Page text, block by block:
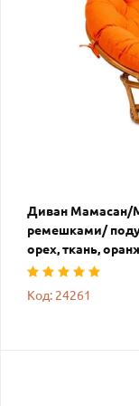
Диван Мамасан/
ремешками/
орех, ткань,
Код: 24261